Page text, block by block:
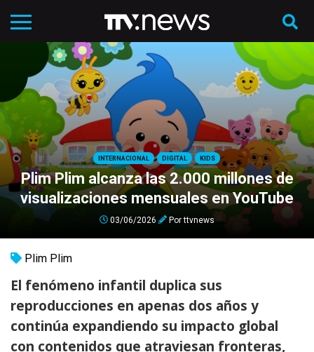
INTERNACIONAL DIGITAL KIDS
Plim Plim alcanza las 2.000 millones de
visualizaciones mensuales en YouTube
03/06/2026 Porttvnews
Plim Plim
El fenómeno infantil duplica sus
reproducciones en apenas dos años y
continúa expandiendo su impacto global
con contenidos que atraviesan fronteras,